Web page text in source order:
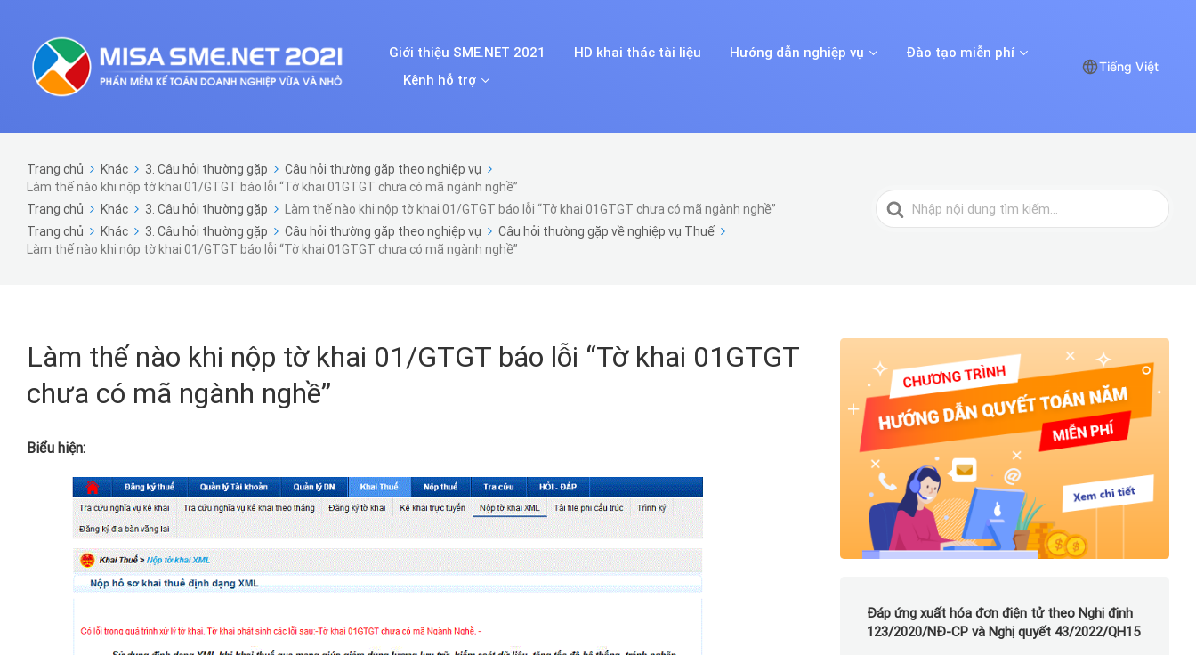
Giới thiệu SME.NET 2021 HD khai thác tài liệu Hướng dẫn nghiệp vụ
Đào tạo miễn phí
Kênh hỗ trợ
Tiếng Việt
Trang chủ Khác 3. Câu hỏi thường gặp
Câu hỏi thường gặp theo nghiệp vụ
Làm thế nào khi nộp tờ khai 01/GTGT báo lỗi “Tờ khai 01GTGT chưa có mã ngành nghề”
Trang chủ
Khác 3. Câu hỏi thường gặp
Làm thế nào khi nộp tờ khai 01/GTGT báo lỗi “Tờ khai 01GTGT chưa có mã ngành nghề”
Trang chủ
Khác 3. Câu hỏi thường gặp Câu hỏi thường gặp theo nghiệp vụ
Câu hỏi thường gặp về nghiệp vụ Thuế
Làm thế nào khi nộp tờ khai 01/GTGT báo lỗi “Tờ khai 01GTGT chưa có mã ngành nghề”
Tìm
kiếm
Làm thế nào khi nộp tờ khai 01/GTGT báo lỗi “Tờ khai 01GTGT
chưa có mã ngành nghề”
Biểu hiện:
Đáp ứng xuất hóa đơn điện tử theo Nghị định
123/2020/NĐ-CP và Nghị quyết 43/2022/QH15